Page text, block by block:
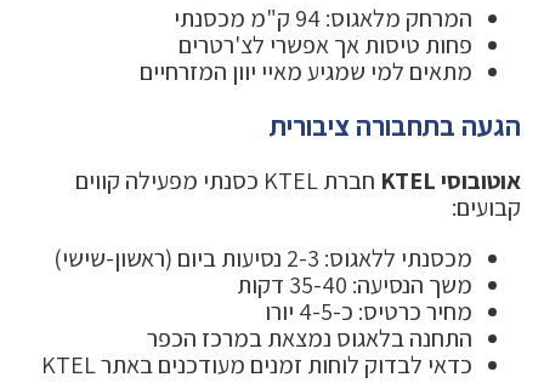
המרחק מלאגוס: 94 ק"מ מכסנתי
פחות טיסות אך אפשרי לצ'רטרים
מתאים למי שמגיע מאיי יוון המזרחיים
הגעה בתחבורה ציבורית
אוטובוסי KTEL
חברת KTEL כסנתי מפעילה קווים
קבועים:
מכסנתי ללאגוס: 2-3 נסיעות ביום (ראשון-שישי)
משך הנסיעה: 35-40 דקות
מחיר כרטיס: כ-4-5 יורו
התחנה בלאגוס נמצאת במרכז הכפר
כדאי לבדוק לוחות זמנים מעודכנים באתר KTEL